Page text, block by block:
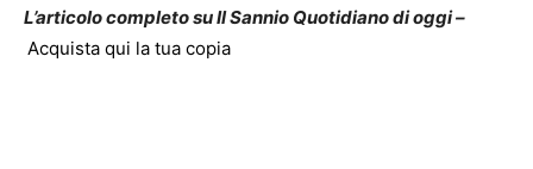
L’articolo completo su Il Sannio Quotidiano di oggi –
Acquista qui la tua copia